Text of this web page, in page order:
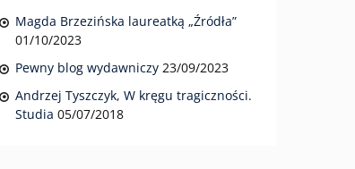
Magda Brzezińska laureatką „Źródła”
01/10/2023
Pewny blog wydawniczy 23/09/2023
Andrzej Tyszczyk, W kręgu tragiczności.
Studia 05/07/2018